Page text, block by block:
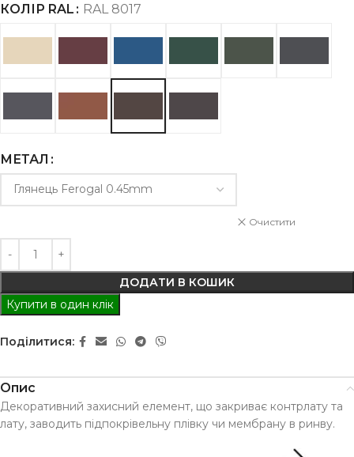
КОЛІР RAL RAL 8017
МЕТАЛ
Очистити
ДОДАТИ В КОШИК
Купити в один клік
Поділитися:
Опис
Декоративний захисний елемент, що закриває контрлату та
лату, заводить підпокрівельну плівку чи мембрану в ринву.